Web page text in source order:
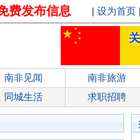
费发布信息 | 设为首页 |
南非见闻 南非旅游
同城生活 求职招聘